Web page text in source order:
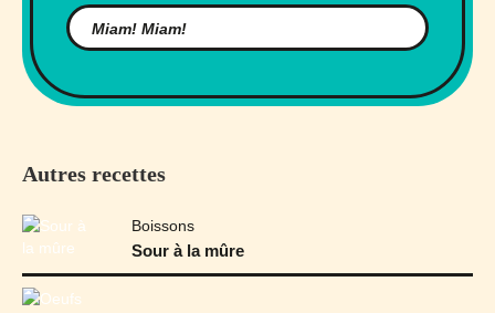
Autres recettes
Boissons
Sour à la mûre